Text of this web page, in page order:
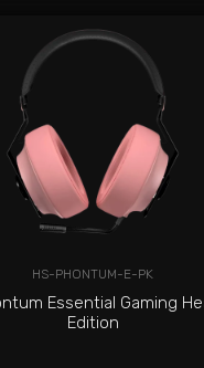
HS-PHONTUM-E-PK
Essential Gaming
Edition